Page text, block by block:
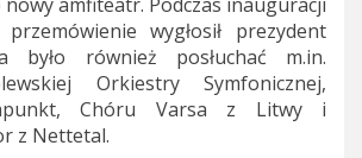
wygłosił prezydent
było również posłuchać m.in.
Orkiestry Symfonicznej,
Chóru Varsa z Litwy i
z Nettetal.